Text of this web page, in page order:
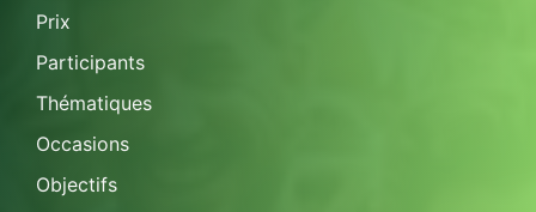
Prix
Participants
Thématiques
Occasions
Objectifs